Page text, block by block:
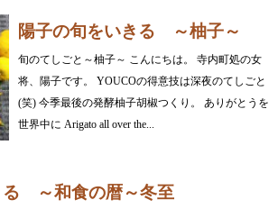
陽子の旬をいきる ～柚子～
旬のてしごと～柚子～ こんにちは。 寺内町処の女
将、陽子です。 YOUCOの得意技は深夜のてしごと
(笑) 今季最後の発酵柚子胡椒つくり。 ありがとうを
世界中に Arigato all over the...
る ～和食の暦～冬至